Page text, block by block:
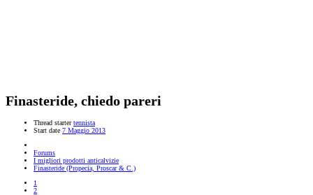
Finasteride, chiedo pareri
Thread starter tennista
Start date 7 Maggio 2013
Forums
I migliori prodotti anticalvizie
Finasteride (Propecia, Proscar & C.)
1
2